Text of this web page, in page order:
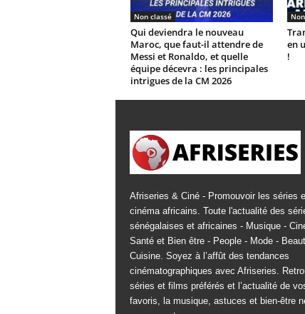
Non classé
Qui deviendra le nouveau
Maroc, que faut-il attendre de
Messi et Ronaldo, et quelle
équipe décevra : les principales
intrigues de la CM 2026
en
!
Afriseries & Ciné - Promouvoir les séries
cinéma africains. Toute l'actualité des
sénégalaises et africaines - Musique -
Santé et Bien être - People - Mode -
Cuisine. Soyez à l’affût des tendances
cinématographiques avec Afriseries.
séries et films préférés et l’actualité de
favoris, la musique, astuces et bien-être